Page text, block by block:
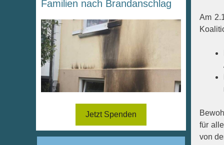
Am
für
von
Familien nach Brandanschlag
Jetzt Spenden